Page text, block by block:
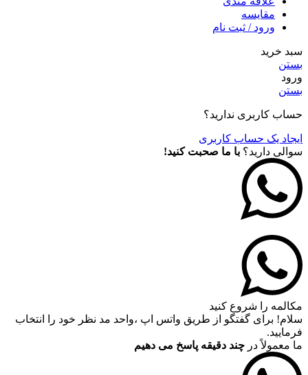
مقايسه
ورود / ثبت نام
سبد خرید
بستن
ورود
بستن
حساب کاربری ندارید؟
ایجاد یک حساب کاربری
سوالی دارید؟ با ما صحبت کنید!
مکالمه را شروع کنید
سلام! برای گفتگو از طریق واتس اپ ،واحد مد نظر خود را انتخاب
فرمایید.
ما معمولاً در چند دقیقه پاسخ می دهیم